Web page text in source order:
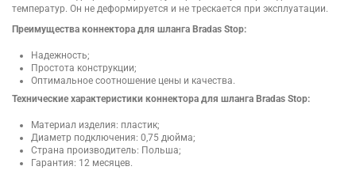
температур. Он не деформируется и не трескается при эксплуатации.
Преимущества коннектора для шланга Bradas Stop:
Надежность;
Простота конструкции;
Оптимальное соотношение цены и качества.
Технические характеристики коннектора для шланга Bradas Stop:
Материал изделия: пластик;
Диаметр подключения: 0,75 дюйма;
Страна производитель: Польша;
Гарантия: 12 месяцев.